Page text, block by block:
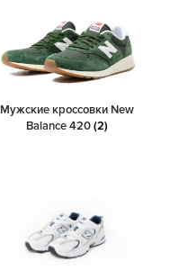
Мужские кроссовки New
Balance 420(2)